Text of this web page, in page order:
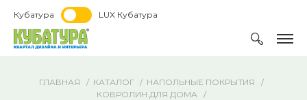
Кубатура LUX Кубатура
ГЛАВНАЯ КАТАЛОГ
НАПОЛЬНЫЕ ПОКРЫТИЯ
КОВРОЛИН ДЛЯ ДОМА